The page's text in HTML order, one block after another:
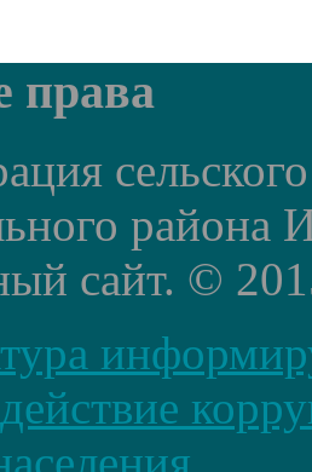
права
района
сайт. ©